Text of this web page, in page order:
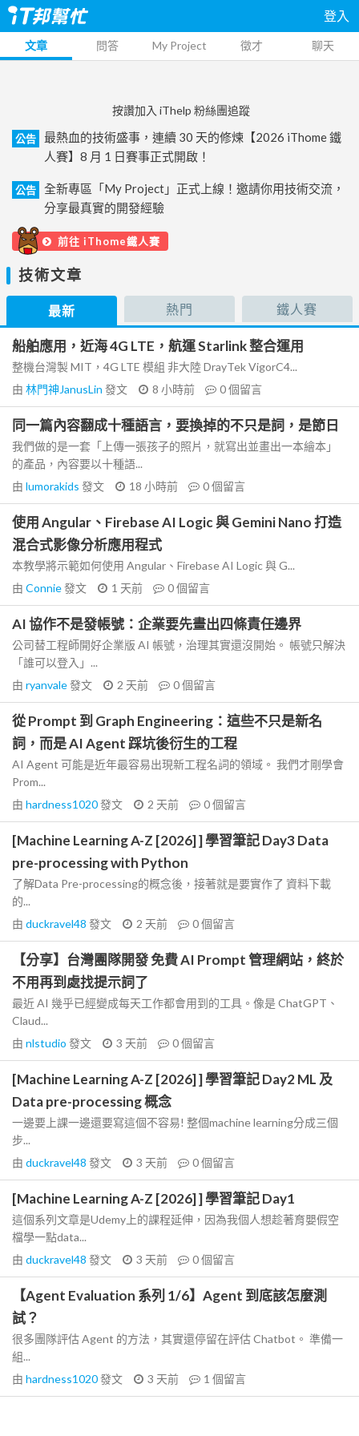
登入
文章 問答 My Project 徵才 聊天
按讚加入 iThelp 粉絲團追蹤
公告
最熱血的技術盛事，連續 30 天的修煉【2026 iThome 鐵
人賽】8 月 1 日賽事正式開啟！
公告
全新專區「My Project」正式上線！邀請你用技術交流，
分享最真實的開發經驗
前往 iThome鐵人賽
技術文章
最新 熱門 鐵人賽
船舶應用，近海 4G LTE，航運 Starlink 整合運用
整機台灣製 MIT，4G LTE 模組 非大陸 DrayTek VigorC4...
由 林門神JanusLin 發文 8 小時前 0個留言
同一篇內容翻成十種語言，要換掉的不只是詞，是節日
我們做的是一套「上傳一張孩子的照片，就寫出並畫出一本繪本」
的產品，內容要以十種語...
由 lumorakids 發文 18 小時前 0個留言
使用 Angular、Firebase AI Logic 與 Gemini Nano 打造
混合式影像分析應用程式
本教學將示範如何使用 Angular、Firebase AI Logic 與 G...
由 Connie發文 1 天前 0個留言
AI 協作不是發帳號：企業要先畫出四條責任邊界
公司替工程師開好企業版 AI 帳號，治理其實還沒開始。 帳號只解決
「誰可以登入」...
由 ryanvale發文 2 天前 0個留言
從 Prompt 到 Graph Engineering：這些不只是新名
詞，而是 AI Agent 踩坑後衍生的工程
AI Agent 可能是近年最容易出現新工程名詞的領域。 我們才剛學會
Prom...
由 hardness1020發文 2 天前 0個留言
[Machine Learning A-Z [2026] ] 學習筆記 Day3 Data
pre-processing with Python
了解Data Pre-processing的概念後，接著就是要實作了 資料下載
的...
由 duckravel48 發文 2 天前 0個留言
【分享】台灣團隊開發 免費 AI Prompt 管理網站，終於
不用再到處找提示詞了
最近 AI 幾乎已經變成每天工作都會用到的工具。像是 ChatGPT、
Claud...
由 nlstudio 發文 3 天前 0個留言
[Machine Learning A-Z [2026] ] 學習筆記 Day2 ML 及
Data pre-processing 概念
一邊要上課一邊還要寫這個不容易! 整個machine learning分成三個
步...
由 duckravel48 發文 3 天前 0個留言
[Machine Learning A-Z [2026] ] 學習筆記 Day1
這個系列文章是Udemy上的課程延伸，因為我個人想趁著育嬰假空
檔學一點data...
由 duckravel48 發文 3 天前 0個留言
【Agent Evaluation 系列 1/6】Agent 到底該怎麼測
試？
很多團隊評估 Agent 的方法，其實還停留在評估 Chatbot。 準備一
組...
由 hardness1020發文 3 天前 1 個留言